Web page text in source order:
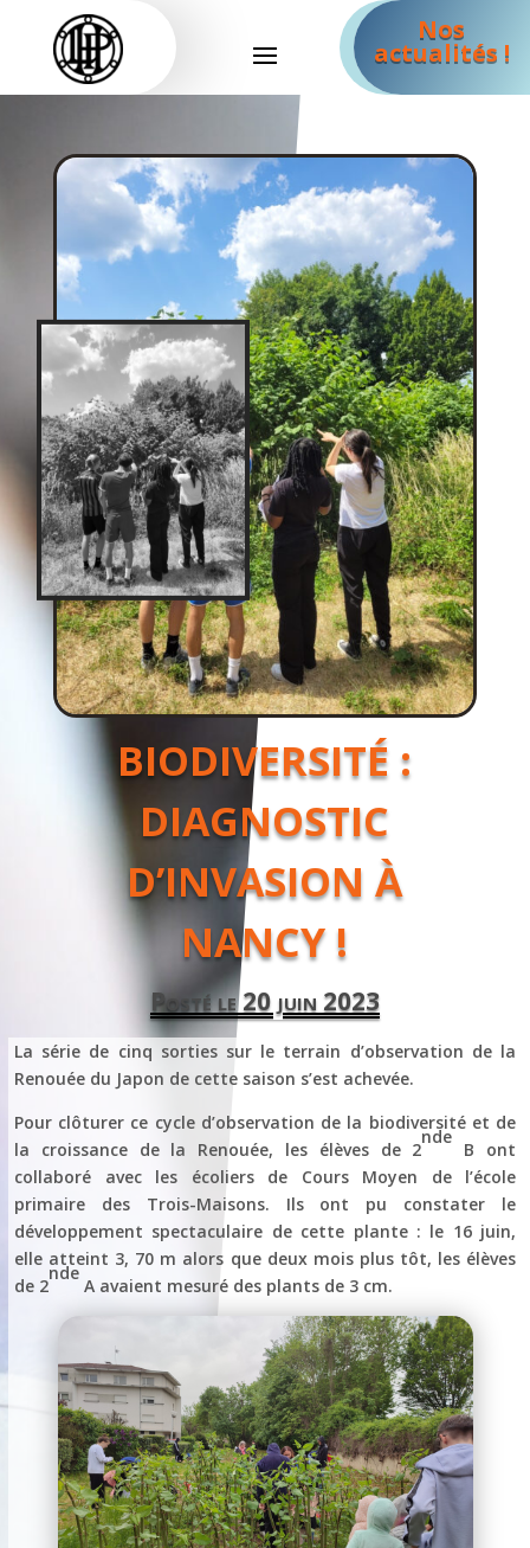
Nos
actualités !
BIODIVERSITÉ :
DIAGNOSTIC
D’INVASION À
NANCY !
Posté le 20 juin 2023
La série de cinq sorties sur le terrain d’observation de la
Renouée du Japon de cette saison s’est achevée.
Pour clôturer ce cycle d’observation de la biodiversité et de
la croissance de la Renouée, les élèves de 2
nde
B ont
collaboré avec les écoliers de Cours Moyen de l’école
primaire des Trois-Maisons. Ils ont pu constater le
développement spectaculaire de cette plante : le 16 juin,
elle atteint 3, 70 m alors que deux mois plus tôt, les élèves
de 2
nde
A avaient mesuré des plants de 3 cm.